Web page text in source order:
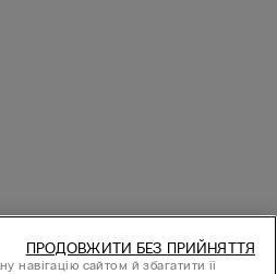
навігацію сайтом й збагатити її
ПРОДОВЖИТИ БЕЗ ПРИЙНЯТТЯ